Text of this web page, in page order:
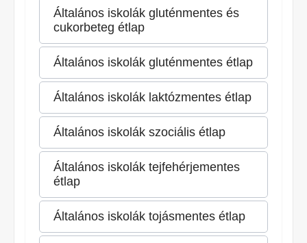
Általános iskolák gluténmentes és
cukorbeteg étlap
Általános iskolák gluténmentes étlap
Általános iskolák laktózmentes étlap
Általános iskolák szociális étlap
Általános iskolák tejfehérjementes
étlap
Általános iskolák tojásmentes étlap